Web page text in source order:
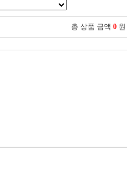
총 상품 금액 0 원